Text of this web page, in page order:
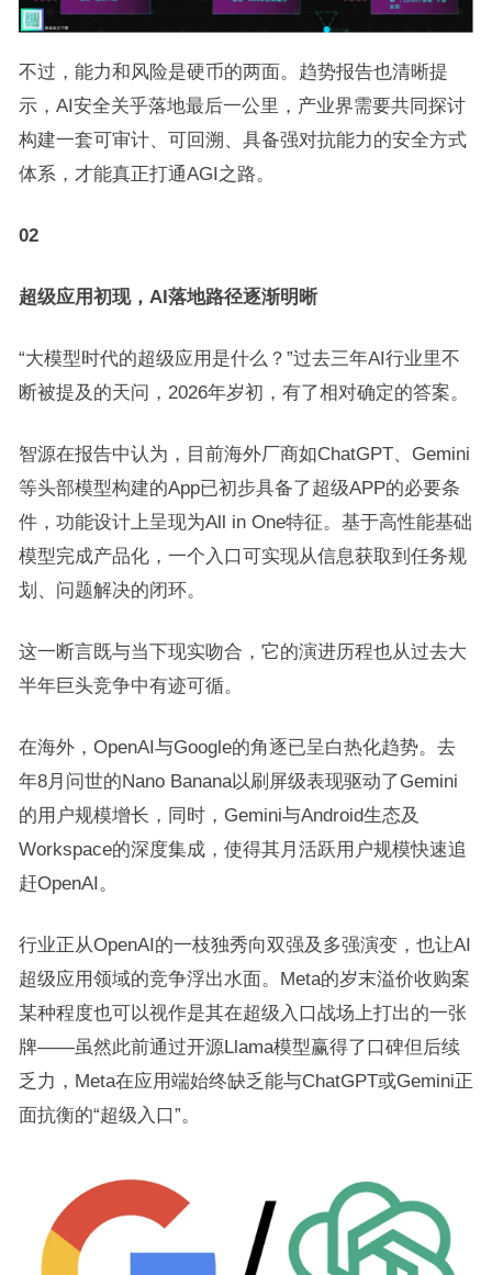
不过，能力和风险是硬币的两面。趋势报告也清晰提
示，AI安全关乎落地最后一公里，产业界需要共同探讨
构建一套可审计、可回溯、具备强对抗能力的安全方式
体系，才能真正打通AGI之路。
02
超级应用初现，AI落地路径逐渐明晰
“大模型时代的超级应用是什么？”过去三年AI行业里不
断被提及的天问，2026年岁初，有了相对确定的答案。
智源在报告中认为，目前海外厂商如ChatGPT、Gemini
等头部模型构建的App已初步具备了超级APP的必要条
件，功能设计上呈现为All in One特征。基于高性能基础
模型完成产品化，一个入口可实现从信息获取到任务规
划、问题解决的闭环。
这一断言既与当下现实吻合，它的演进历程也从过去大
半年巨头竞争中有迹可循。
在海外，OpenAI与Google的角逐已呈白热化趋势。去
年8月问世的Nano Banana以刷屏级表现驱动了Gemini
的用户规模增长，同时，Gemini与Android生态及
Workspace的深度集成，使得其月活跃用户规模快速追
赶OpenAI。
行业正从OpenAI的一枝独秀向双强及多强演变，也让AI
超级应用领域的竞争浮出水面。Meta的岁末溢价收购案
某种程度也可以视作是其在超级入口战场上打出的一张
牌——虽然此前通过开源Llama模型赢得了口碑但后续
乏力，Meta在应用端始终缺乏能与ChatGPT或Gemini正
面抗衡的“超级入口”。